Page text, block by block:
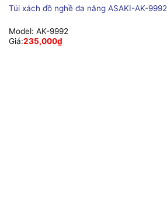
Túi xách đồ nghề đa năng ASAKI-AK-9992
Model: AK-9992
Giá:235,000₫